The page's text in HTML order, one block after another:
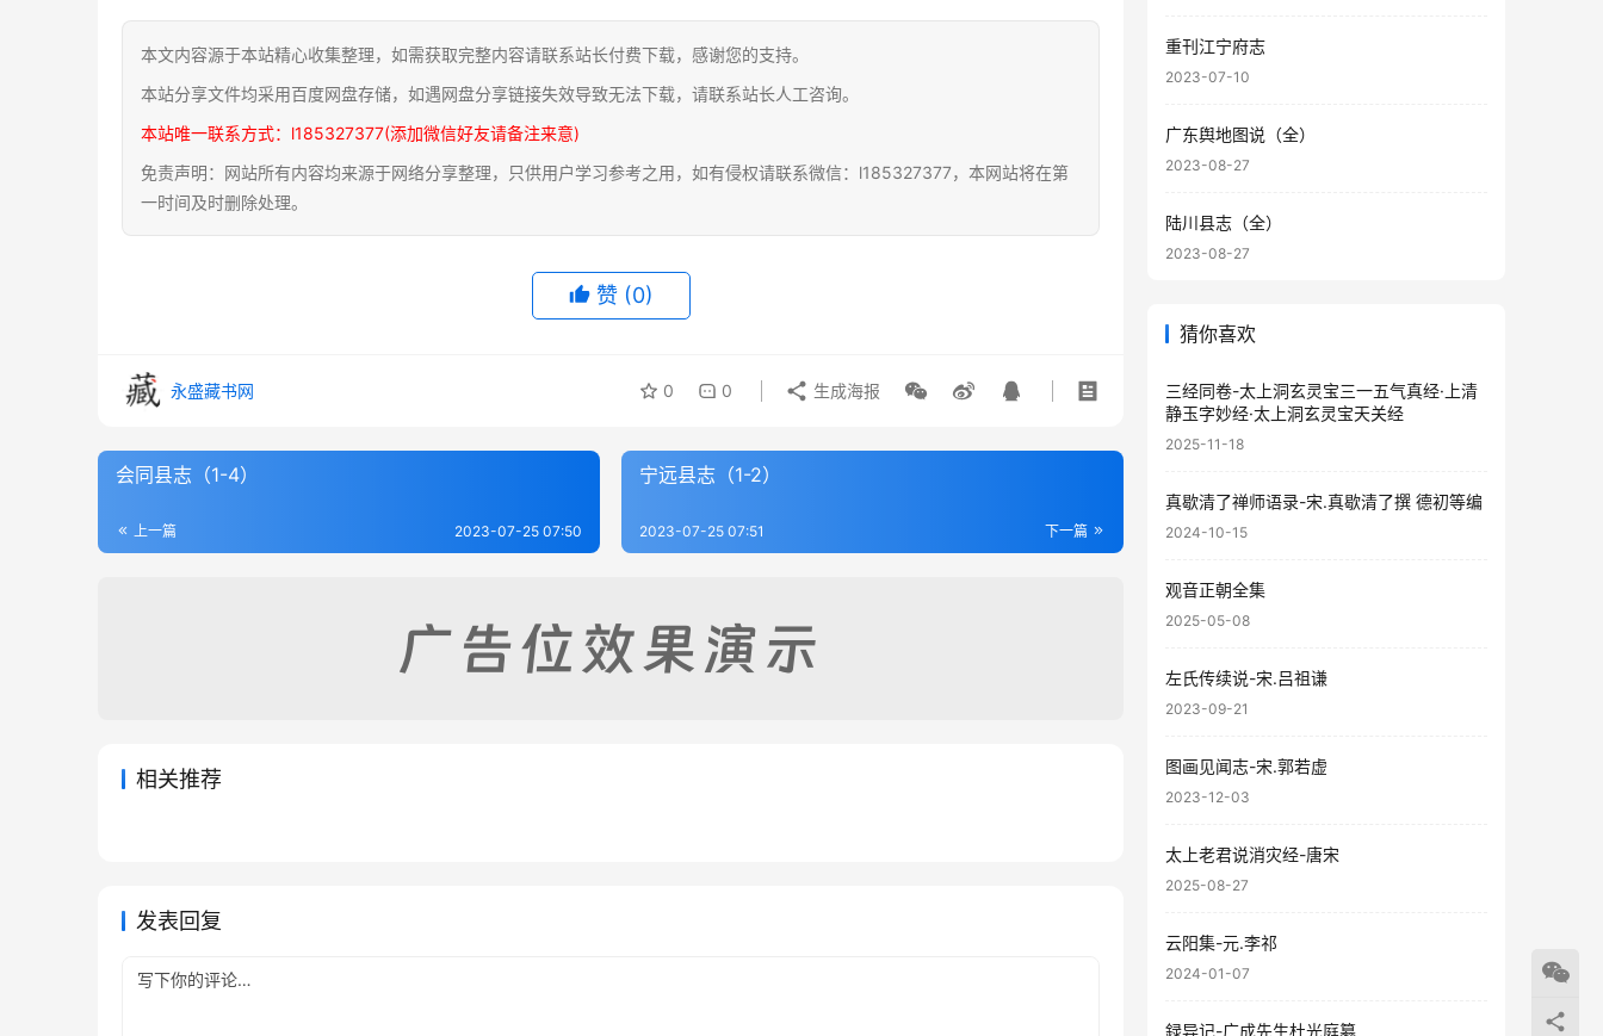
本文内容源于本站精心收集整理，如需获取完整内容请联系站长付费下载，感谢您的支持。
本站分享文件均采用百度网盘存储，如遇网盘分享链接失效导致无法下载，请联系站长人工咨询。
本站唯一联系方式：l185327377(添加微信好友请备注来意)
免责声明：网站所有内容均来源于网络分享整理，只供用户学习参考之用，如有侵权请联系微信：l185327377，本网站将在第
一时间及时删除处理。
赞 (0)
永盛藏书网 0 0 生成海报
会同县志（1-4）
上一篇 2023-07-25 07:50
宁远县志（1-2）
下一篇
2023-07-25 07:51
相关推荐
发表回复
重刊江宁府志
2023-07-10
广东舆地图说（全）
2023-08-27
陆川县志（全）
2023-08-27
猜你喜欢
三经同卷-太上洞玄灵宝三一五气真经·上清
静玉字妙经·太上洞玄灵宝天关经
2025-11-18
真歇清了禅师语录-宋.真歇清了撰 德初等编
2024-10-15
观音正朝全集
2025-05-08
左氏传续说-宋.吕祖谦
2023-09-21
图画见闻志-宋.郭若虚
2023-12-03
太上老君说消灾经-唐宋
2025-08-27
云阳集-元.李祁
2024-01-07
録异记-广成先生杜光庭纂